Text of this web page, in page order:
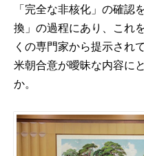
「完全な非核化」の確認
換」の過程にあり、これ
くの専門家から提示され
米朝合意が曖昧な内容に
か。